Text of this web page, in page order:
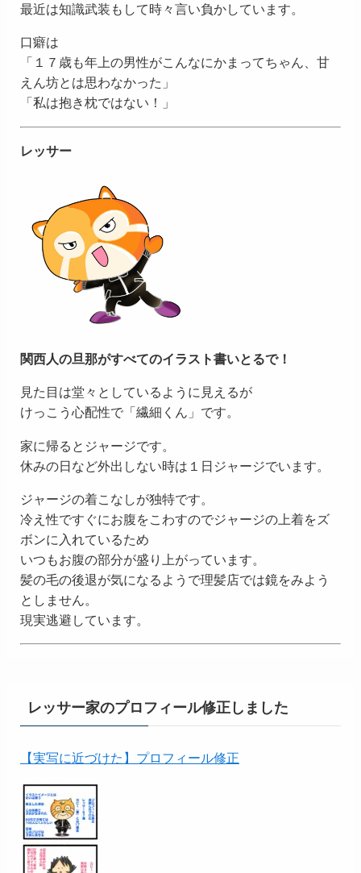
最近は知識武装もして時々言い負かしています。
口癖は
「１７歳も年上の男性がこんなにかまってちゃん、甘
えん坊とは思わなかった」
「私は抱き枕ではない！」
レッサー
関西人の旦那がすべてのイラスト書いとるで！
見た目は堂々としているように見えるが
けっこう心配性で「繊細くん」です。
家に帰るとジャージです。
休みの日など外出しない時は１日ジャージでいます。
ジャージの着こなしが独特です。
冷え性ですぐにお腹をこわすのでジャージの上着をズ
ボンに入れているため
いつもお腹の部分が盛り上がっています。
髪の毛の後退が気になるようで理髪店では鏡をみよう
としません。
現実逃避しています。
レッサー家のプロフィール修正しました
【実写に近づけた】プロフィール修正